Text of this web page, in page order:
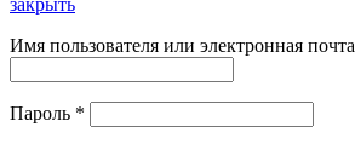
Имя пользователя или электронная почта
Пароль *